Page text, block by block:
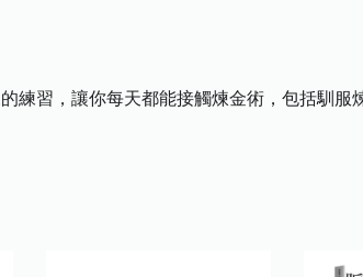
習，讓你每天都能接觸煉金術，包括馴服